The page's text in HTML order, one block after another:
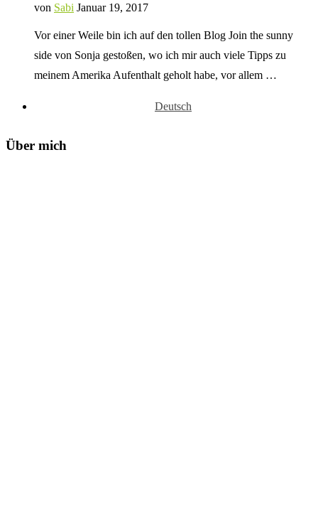
von Sabi Januar 19, 2017
Vor einer Weile bin ich auf den tollen Blog Join the sunny
side von Sonja gestoßen, wo ich mir auch viele Tipps zu
meinem Amerika Aufenthalt geholt habe, vor allem …
Deutsch
Über mich